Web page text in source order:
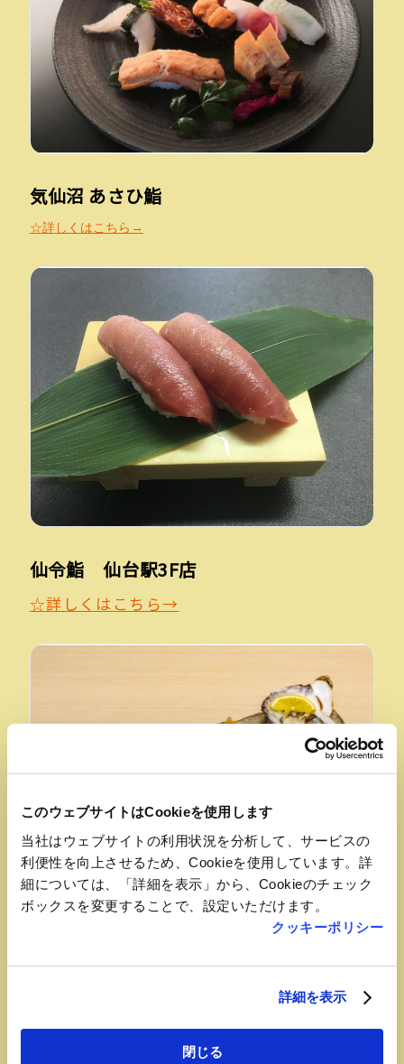
このウェブサイトはCookieを使用します
当社はウェブサイトの利用状況を分析して、サービスの
利便性を向上させるため、Cookieを使用しています。詳
細については、「詳細を表示」から、Cookieのチェック
ボックスを変更することで、設定いただけます。
クッキーポリシー
詳細を表示
閉じる
気仙沼 あさひ鮨
☆詳しくはこちら→
仙令鮨 仙台駅3F店
☆詳しくはこちら→